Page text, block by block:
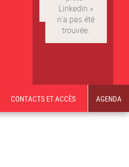
CONTACTS ET ACCÈS AGENDA